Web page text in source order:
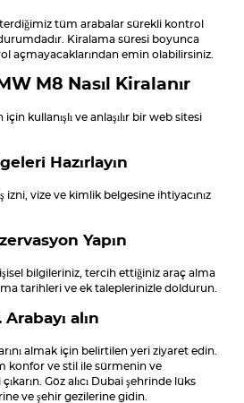
tüm arabalar sürekli kontrol
Kiralama süresi boyunca
açmayacaklarından emin olabilirsiniz.
M8 Nasıl Kiralanır
kullanışlı ve anlaşılır bir web sitesi
Hazırlayın
izni, vize ve kimlik belgesine ihtiyacınız
Yapın
bilgileriniz, tercih ettiğiniz araç alma
tarihleri ve ek taleplerinizle doldurun.
Arabayı alın
almak için belirtilen yeri ziyaret edin.
konfor ve stil ile sürmenin ve
Göz alıcı Dubai şehrinde lüks
ve şehir gezilerine gidin.